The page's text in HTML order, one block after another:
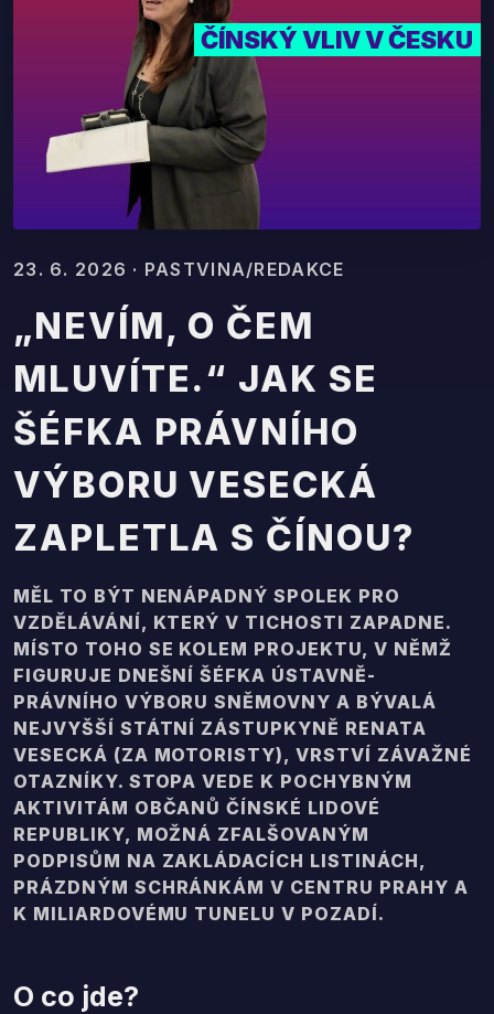
ČÍNSKÝ VLIV V ČESKU
23. 6. 2026 · PASTVINA/REDAKCE
„NEVÍM, O ČEM
MLUVÍTE.“ JAK SE
ŠÉFKA PRÁVNÍHO
VÝBORU VESECKÁ
ZAPLETLA S ČÍNOU?
MĚL TO BÝT NENÁPADNÝ SPOLEK PRO
VZDĚLÁVÁNÍ, KTERÝ V TICHOSTI ZAPADNE.
MÍSTO TOHO SE KOLEM PROJEKTU, V NĚMŽ
FIGURUJE DNEŠNÍ ŠÉFKA ÚSTAVNĚ-
PRÁVNÍHO VÝBORU SNĚMOVNY A BÝVALÁ
NEJVYŠŠÍ STÁTNÍ ZÁSTUPKYNĚ RENATA
VESECKÁ (ZA MOTORISTY), VRSTVÍ ZÁVAŽNÉ
OTAZNÍKY. STOPA VEDE K POCHYBNÝM
AKTIVITÁM OBČANŮ ČÍNSKÉ LIDOVÉ
REPUBLIKY, MOŽNÁ ZFALŠOVANÝM
PODPISŮM NA ZAKLÁDACÍCH LISTINÁCH,
PRÁZDNÝM SCHRÁNKÁM V CENTRU PRAHY A
K MILIARDOVÉMU TUNELU V POZADÍ.
O co jde?